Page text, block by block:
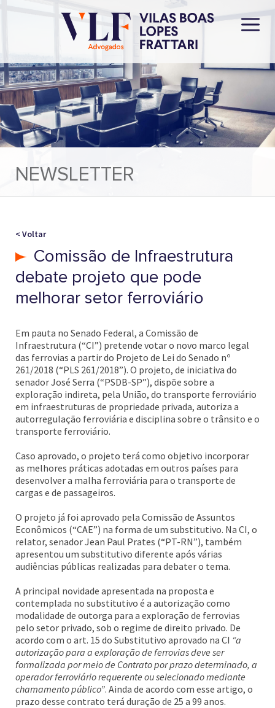
NEWSLETTER
< Voltar
Comissão de Infraestrutura
debate projeto que pode
melhorar setor ferroviário
Em pauta no Senado Federal, a Comissão de
Infraestrutura (“CI”) pretende votar o novo marco legal
das ferrovias a partir do Projeto de Lei do Senado nº
261/2018 (“PLS 261/2018”). O projeto, de iniciativa do
senador José Serra (“PSDB-SP”), dispõe sobre a
exploração indireta, pela União, do transporte ferroviário
em infraestruturas de propriedade privada, autoriza a
autorregulação ferroviária e disciplina sobre o trânsito e o
transporte ferroviário.
Caso aprovado, o projeto terá como objetivo incorporar
as melhores práticas adotadas em outros países para
desenvolver a malha ferroviária para o transporte de
cargas e de passageiros.
O projeto já foi aprovado pela Comissão de Assuntos
Econômicos (“CAE”) na forma de um substitutivo. Na CI, o
relator, senador Jean Paul Prates (“PT-RN”), também
apresentou um substitutivo diferente após várias
audiências públicas realizadas para debater o tema.
A principal novidade apresentada na proposta e
contemplada no substitutivo é a autorização como
modalidade de outorga para a exploração de ferrovias
pelo setor privado, sob o regime de direito privado. De
acordo com o art. 15 do Substitutivo aprovado na CI “a
autorização para a exploração de ferrovias deve ser
formalizada por meio de Contrato por prazo determinado, a
operador ferroviário requerente ou selecionado mediante
chamamento público”. Ainda de acordo com esse artigo, o
prazo desse contrato terá duração de 25 a 99 anos.